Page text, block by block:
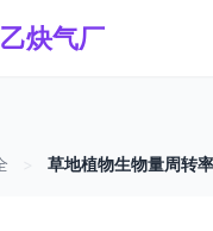
炔气厂
草地植物生物量周转